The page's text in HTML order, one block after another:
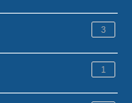
3
1